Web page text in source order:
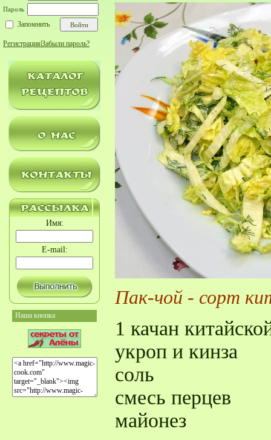
Пароль
Запомнить
Регистрация Забыли пароль?
Имя:
E-mail:
Наша кнопка
Пак-чой - сорт
1 качан
укроп и кинза
соль
смесь перцев
майонез